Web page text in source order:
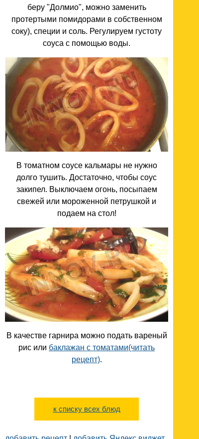
беру "Долмио", можно заменить
протертыми помидорами в собственном
соку), специи и соль. Регулируем густоту
соуса с помощью воды.
В томатном соусе кальмары не нужно
долго тушить. Достаточно, чтобы соус
закипел. Выключаем огонь, посыпаем
свежей или мороженной петрушкой и
подаем на стол!
В качестве гарнира можно подать вареный
рис или баклажан с томатами(читать
рецепт).
к списку всех блюд